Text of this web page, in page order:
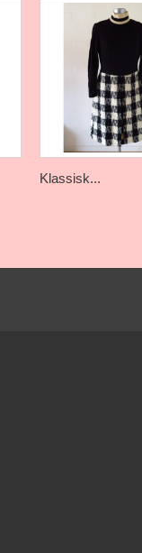
Klassisk...